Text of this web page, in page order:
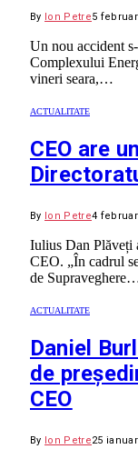
By Ion Petre5
Un nou accident
Complexului
vineri seara,…
ACTUALITATE
CEO are
By Ion Petre4
Iulius Dan Plăveți
CEO. „În cadrul
de
ACTUALITATE
Daniel
de
CEO
By Ion Petre25